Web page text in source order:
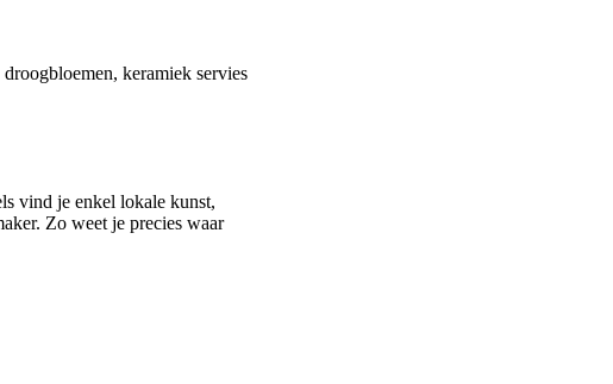
keramiek servies
vind je enkel lokale kunst,
Zo weet je precies waar